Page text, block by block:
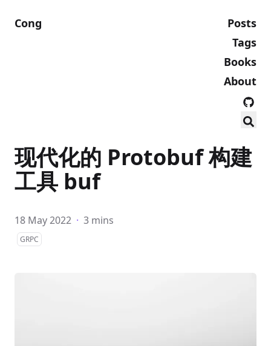
Cong
Posts
Tags
Books
About
现代化的 Protobuf 构建
工具 buf
18 May 2022 · 3 mins
GRPC